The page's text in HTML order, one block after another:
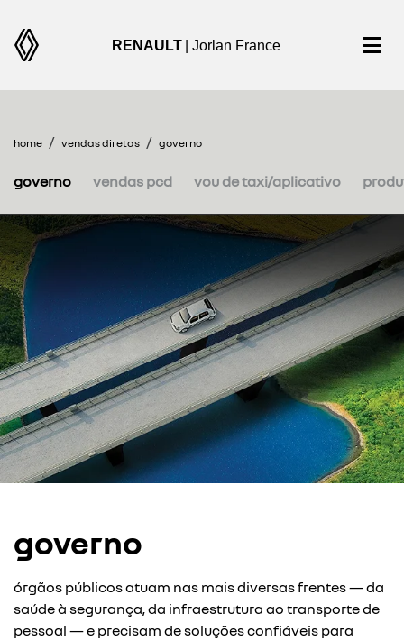
RENAULT | Jorlan France
home vendas diretas governo
vendas pcd vou de taxi/aplicativo
governo
governo
órgãos públicos atuam nas mais diversas frentes — da
saúde à segurança, da infraestrutura ao transporte de
pessoal — e precisam de soluções confiáveis para